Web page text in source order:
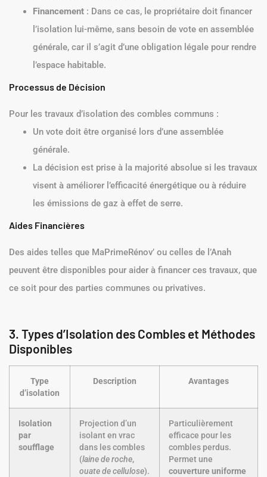
Financement : Dans ce cas, le propriétaire doit financer
l’isolation lui-même, sans besoin de vote en assemblée
générale, car il s’agit d’une obligation légale pour rendre
l’espace habitable.
Processus de Décision
Pour les travaux d’isolation des combles communs :
Un vote doit être organisé lors d’une assemblée
générale.
La décision est prise à la majorité absolue si les travaux
visent à améliorer l’efficacité énergétique ou à réduire
les émissions de gaz à effet de serre.
Aides Financières
Des aides telles que MaPrimeRénov’ ou celles de l’Anah
peuvent être disponibles pour aider à financer ces travaux, que
ce soit pour des parties communes ou privatives.
3. Types d’Isolation des Combles et Méthodes
Disponibles
Type
d’isolation
Description Avantages
Isolation
par
soufflage
Projection d’un
isolant en vrac
dans les combles
(laine de roche,
ouate de cellulose).
Particulièrement
efficace pour les
combles perdus.
Permet une
couverture uniforme